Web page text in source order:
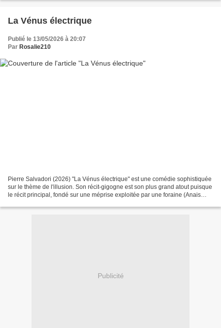
La Vénus électrique
Publié le 13/05/2026 à 20:07
Par Rosalie210
Pierre Salvadori (2026) "La Vénus électrique" est une comédie sophistiquée
sur le thème de l'illusion. Son récit-gigogne est son plus grand atout puisque
le récit principal, fondé sur une méprise exploitée par une foraine (Anais
Publicité